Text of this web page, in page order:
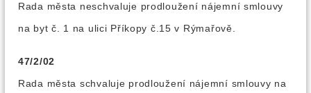
Rada města neschvaluje prodloužení nájemní smlouvy
na byt č. 1 na ulici Příkopy č.15 v Rýmařově.
47/2/02
Rada města schvaluje prodloužení nájemní smlouvy na